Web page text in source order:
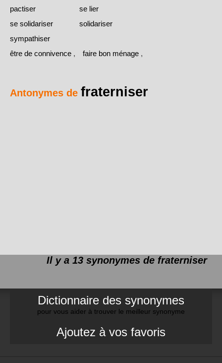
pactiser
se lier
se solidariser
solidariser
sympathiser
être de connivence , faire bon ménage ,
Antonymes de fraterniser
Il y a 13 synonymes de fraterniser
Dictionnaire des synonymes
pour vous aider à trouver le meilleur synonyme
Ajoutez à vos favoris